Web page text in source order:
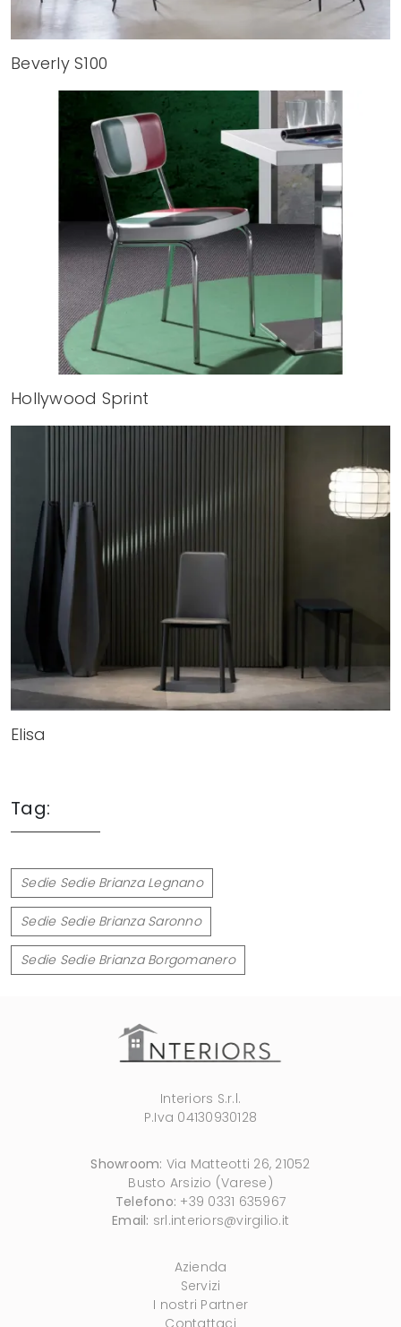
Beverly S100
Hollywood Sprint
Elisa
Tag:
Sedie Sedie Brianza Legnano
Sedie Sedie Brianza Saronno
Sedie Sedie Brianza Borgomanero
Interiors S.r.l.
P.Iva 04130930128
Showroom: Via Matteotti 26, 21052
Busto Arsizio (Varese)
Telefono: +39 0331 635967
Email: srl.interiors@virgilio.it
Azienda
Servizi
I nostri Partner
Contattaci